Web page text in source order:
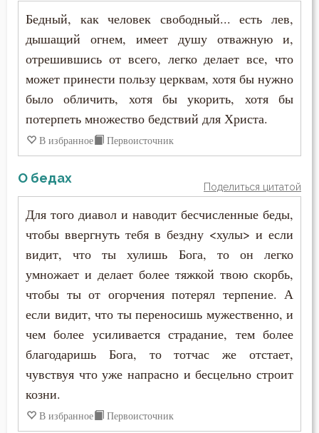
Добродетель
Дух Святой
Духовная жизнь
Еда
Елеосвящение
Ересь
Естество
Женщина
Жестокость
Животные
Лев Великий
Лев Оптинский (Наголкин)
Лука (Войно-Ясенецкий)
Макарий Великий
Макарий Оптинский (Иванов)
Максим Грек
Максим Исповедник
Марк Эфесский
Мефодий Олимпийский
Моисей Оптинский (Путилов)
Нектарий Оптинский (Тихонов)
Бедный, как человек свободный... есть лев,
дышащий огнем, имеет душу отважную и,
отрешившись от всего, легко делает все, что
может принести пользу церквам, хотя бы нужно
было обличить, хотя бы укорить, хотя бы
потерпеть множество бедствий для Христа.
В избранное Первоисточник
О бедах
Поделиться цитатой
Для того диавол и наводит бесчисленные беды,
чтобы ввергнуть тебя в бездну <хулы> и если
видит, что ты хулишь Бога, то он легко
умножает и делает более тяжкой твою скорбь,
чтобы ты от огорчения потерял терпение. А
если видит, что ты переносишь мужественно, и
чем более усиливается страдание, тем более
благодаришь Бога, то тотчас же отстает,
чувствуя что уже напрасно и бесцельно строит
козни.
В избранное Первоисточник